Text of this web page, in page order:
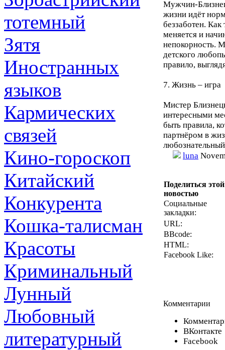
тотемный
Зятя
Иностранных
языков
Кармических
связей
Кино-гороскоп
Китайский
Конкурента
Кошка-талисман
Красоты
Криминальный
Лунный
Любовный
литературный
Мужчин-
жизни идёт
беззаботен.
меняется и
непокорность.
детского
правило,
7. Жизнь – игра
Мистер
интересными
быть правила,
партнёром в
luna
Поделиться этой
новостью
Социальные
закладки:
URL:
BBcode:
HTML:
Facebook Like:
Комментарии
ВКонтакте
Facebook